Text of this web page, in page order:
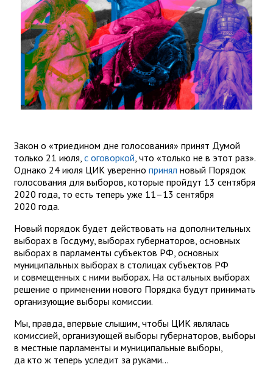
Закон о «триедином дне голосования» принят Думой
только 21 июля, с оговоркой, что «только не в этот раз».
Однако 24 июля ЦИК уверенно принял новый Порядок
голосования для выборов, которые пройдут 13 сентября
2020 года, то есть теперь уже 11–13 сентября
2020 года.
Новый порядок будет действовать на дополнительных
выборах в Госдуму, выборах губернаторов, основных
выборах в парламенты субъектов РФ, основных
муниципальных выборах в столицах субъектов РФ
и совмещенных с ними выборах. На остальных выборах
решение о применении нового Порядка будут принимать
организующие выборы комиссии.
Мы, правда, впервые слышим, чтобы ЦИК являлась
комиссией, организующей выборы губернаторов, выборы
в местные парламенты и муниципальные выборы,
да кто ж теперь уследит за руками...